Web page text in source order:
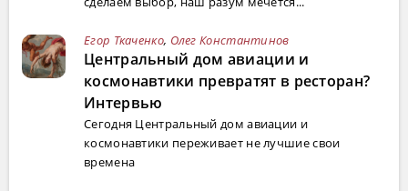
Егор Ткаченко, Олег Константинов
Центральный дом авиации и
космонавтики превратят в ресторан?
Интервью
Сегодня Центральный дом авиации и
космонавтики переживает не лучшие свои
времена